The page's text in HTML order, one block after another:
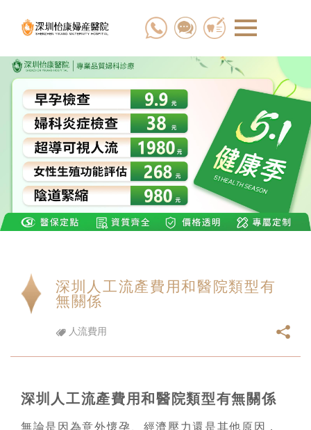
深圳人工流產費用和醫院類型有
無關係
人流費用
深圳人工流產費用和醫院類型有無關係
無論是因為意外懷孕、經濟壓力還是其他原因，